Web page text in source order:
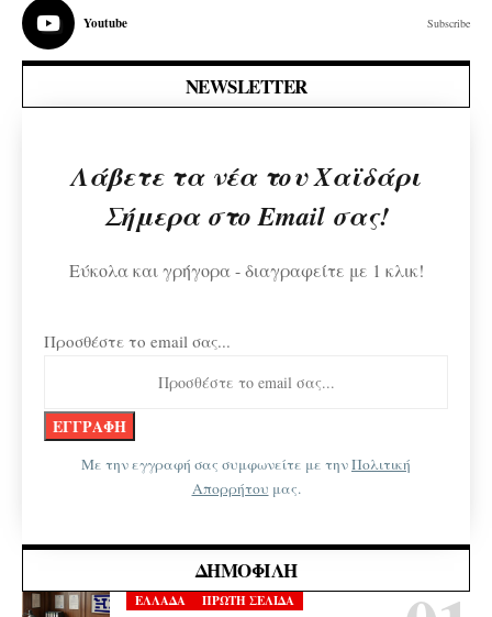
Youtube Subscribe
NEWSLETTER
Λάβετε τα νέα του Χαϊδάρι
Σήμερα στο Email σας!
Εύκολα και γρήγορα - διαγραφείτε με 1 κλικ!
Προσθέστε το email σας...
Με την εγγραφή σας συμφωνείτε με τηνΠολιτική
Απορρήτου μας.
ΔΗΜΟΦΙΛΉ
ΕΛΛΑΔΑ ΠΡΩΤΗ ΣΕΛΙΔΑ